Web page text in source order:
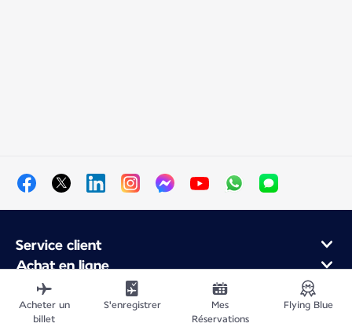
Service client
Achat en ligne
Programme de fidélité et partenaires
À propos d'Air France
Acheter un
billet
S'enregistrer
Mes
Réservations
Flying Blue